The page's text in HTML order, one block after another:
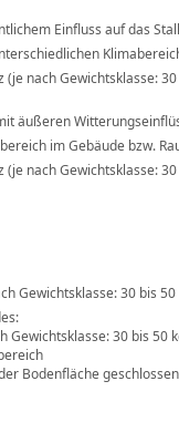
Einfluss auf das
(je nach Gewichtsklasse:
äußeren
im Gebäude bzw.
(je nach Gewichtsklasse:
Gewichtsklasse: 30 bis 50
Gewichtsklasse: 30 bis 50
Bodenfläche geschlossen